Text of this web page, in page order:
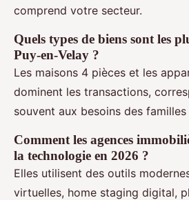
comprend votre secteur.
Quels types de biens sont les
Puy-en-Velay ?
Les maisons 4 pièces et les
dominent les transactions,
souvent aux besoins des
Comment les agences
la technologie en 2026 ?
Elles utilisent des outils
virtuelles, home staging digital,